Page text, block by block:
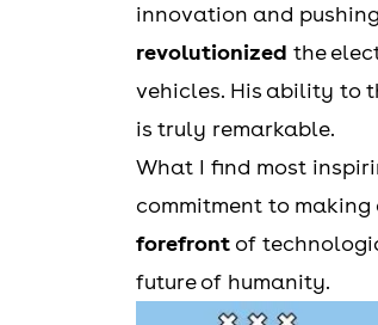
innovation and
revolutionized the
vehicles. His ability to
is truly remarkable.
What I find most
commitment to
forefront of
future of humanity.